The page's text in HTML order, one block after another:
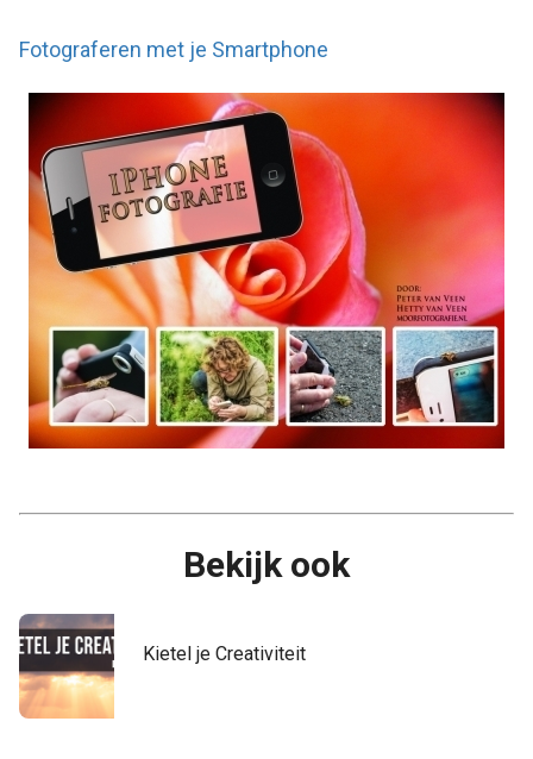
Fotograferen met je Smartphone
Bekijk ook
Kietel je Creativiteit